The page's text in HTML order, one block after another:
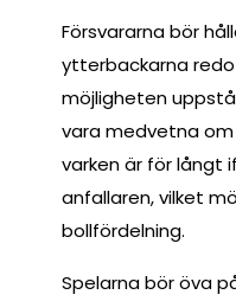
Försvararna bör
ytterbackarna
möjligheten
vara medvetna
varken är för långt
anfallaren, vilket
bollfördelning.
Spelarna bör öva